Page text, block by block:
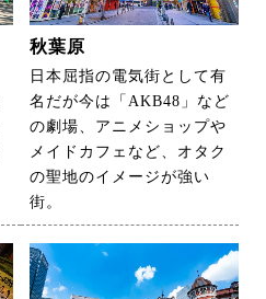
秋葉原
日本屈指の電気街として有
名だが今は「AKB48」など
の劇場、アニメショップや
メイドカフェなど、オタク
の聖地のイメージが強い
街。